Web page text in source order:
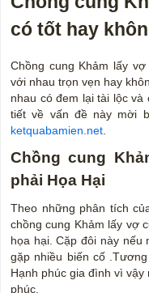
có tốt hay
Chồng cung Khảm lấy
với nhau trọn vẹn hay
nhau có đem lại tài lộc
tiết về vấn đề này mời
ketquabamien.net
Chồng cung
phải Họa Hại
Theo những phân tích
chồng cung Khảm lấy vợ
họa hại. Cặp đôi này
gặp nhiều biến cố
Hạnh phúc gia đình vì
phúc.